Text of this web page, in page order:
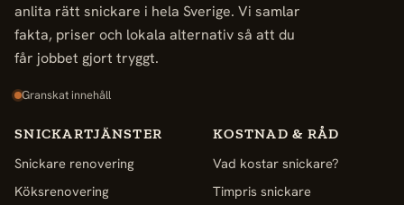
anlita rätt snickare i hela Sverige. Vi samlar
fakta, priser och lokala alternativ så att du
får jobbet gjort tryggt.
Granskat innehåll
SNICKARTJÄNSTER
Snickare renovering
Köksrenovering
KOSTNAD & RÅD
Vad kostar snickare?
Timpris snickare